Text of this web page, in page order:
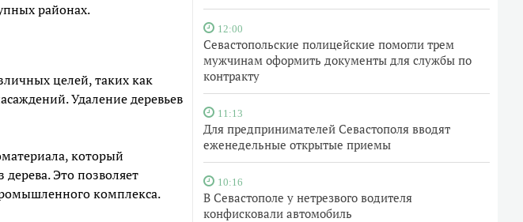
12:00
Севастопольские полицейские помогли трем
мужчинам оформить документы для службы по
контракту
11:13
Для предпринимателей Севастополя вводят
еженедельные открытые приемы
10:16
В Севастополе у нетрезвого водителя
конфисковали автомобиль
районах.
целей, таких как
Удаление деревьев
который
дерева. Это позволяет
комплекса.